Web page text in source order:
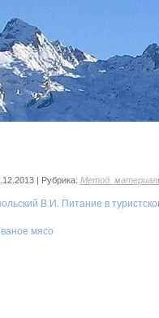
| Рубрика: Метод.
В.И. Питание в
мясо